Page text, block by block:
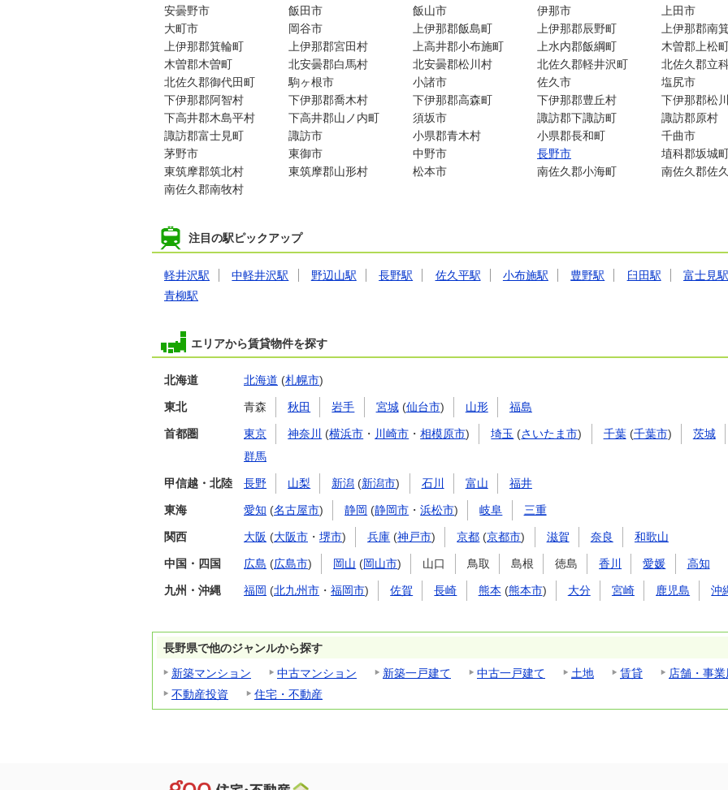
安曇野市 飯田市 飯山市 伊那市
上田市
大町市
岡谷市 上伊那郡飯島町 上伊那郡辰野町
上伊那郡南
上伊那郡箕輪町
上伊那郡宮田村 上高井郡小布施町 上水内郡飯綱町
木曽郡上松
木曽郡木曽町
北安曇郡白馬村 北安曇郡松川村 北佐久郡軽井沢町
北佐久郡立
北佐久郡御代田町
駒ヶ根市 小諸市 佐久市
塩尻市
下伊那郡阿智村
下伊那郡喬木村 下伊那郡高森町 下伊那郡豊丘村
下伊那郡松
下高井郡木島平村
下高井郡山ノ内町 須坂市 諏訪郡下諏訪町
諏訪郡原村
諏訪郡富士見町
諏訪市 小県郡青木村 小県郡長和町
千曲市
茅野市
東御市 中野市 長野市
埴科郡坂城
東筑摩郡筑北村
東筑摩郡山形村 松本市 南佐久郡小海町
南佐久郡佐
南佐久郡南牧村
注目の駅ピックアップ
軽井沢駅 中軽井沢駅 野辺山駅 長野駅 佐久平駅 小布施駅 豊野駅 臼田駅
富士見駅
青柳駅
エリアから賃貸物件を探す
北海道 北海道 (札幌市)
東北 青森 秋田 岩手 宮城(仙台市) 山形 福島
首都圏 東京 神奈川 (横浜市 ・ 川崎市 ・相模原市) 埼玉 (さいたま市) 千葉(千葉市) 茨城
群馬
甲信越・北陸 長野 山梨 新潟 (新潟市) 石川 富山 福井
東海 愛知 (名古屋市) 静岡 (静岡市 ・浜松市) 岐阜 三重
関西 大阪 (大阪市 ・ 堺市) 兵庫 (神戸市) 京都 (京都市) 滋賀 奈良 和歌山
中国・四国 広島 (広島市) 岡山 (岡山市) 山口 鳥取 島根 徳島 香川 愛媛 高知
九州・沖縄 福岡 (北九州市 ・ 福岡市) 佐賀 長崎 熊本 (熊本市) 大分 宮崎 鹿児島 沖
長野県で他のジャンルから探す
新築マンション
中古マンション 新築一戸建て 中古一戸建て 土地 賃貸
店舗・事業
不動産投資
住宅・不動産